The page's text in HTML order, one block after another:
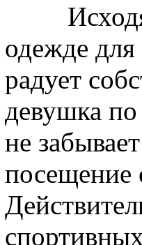
Исходя
одежде
радует
девушка по
не
посещение